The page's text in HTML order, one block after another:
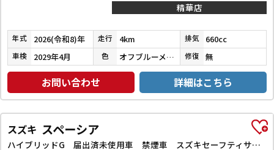
精華店
年式 2026(令和8)年 走行 4km 排気 660cc
車検 2029年4月 色 オフブルーメタリック 修復 無
お問い合わせ 詳細はこちら
スズキ スペーシア
ハイブリッドG 届出済未使用車 禁煙車 スズキセーフティサポート LEDヘッドライト スマートキー プッシュスタート アイドリングストップ 両側スライドドア ステアリングスイッチ 電動格納ミラー オートエアコン